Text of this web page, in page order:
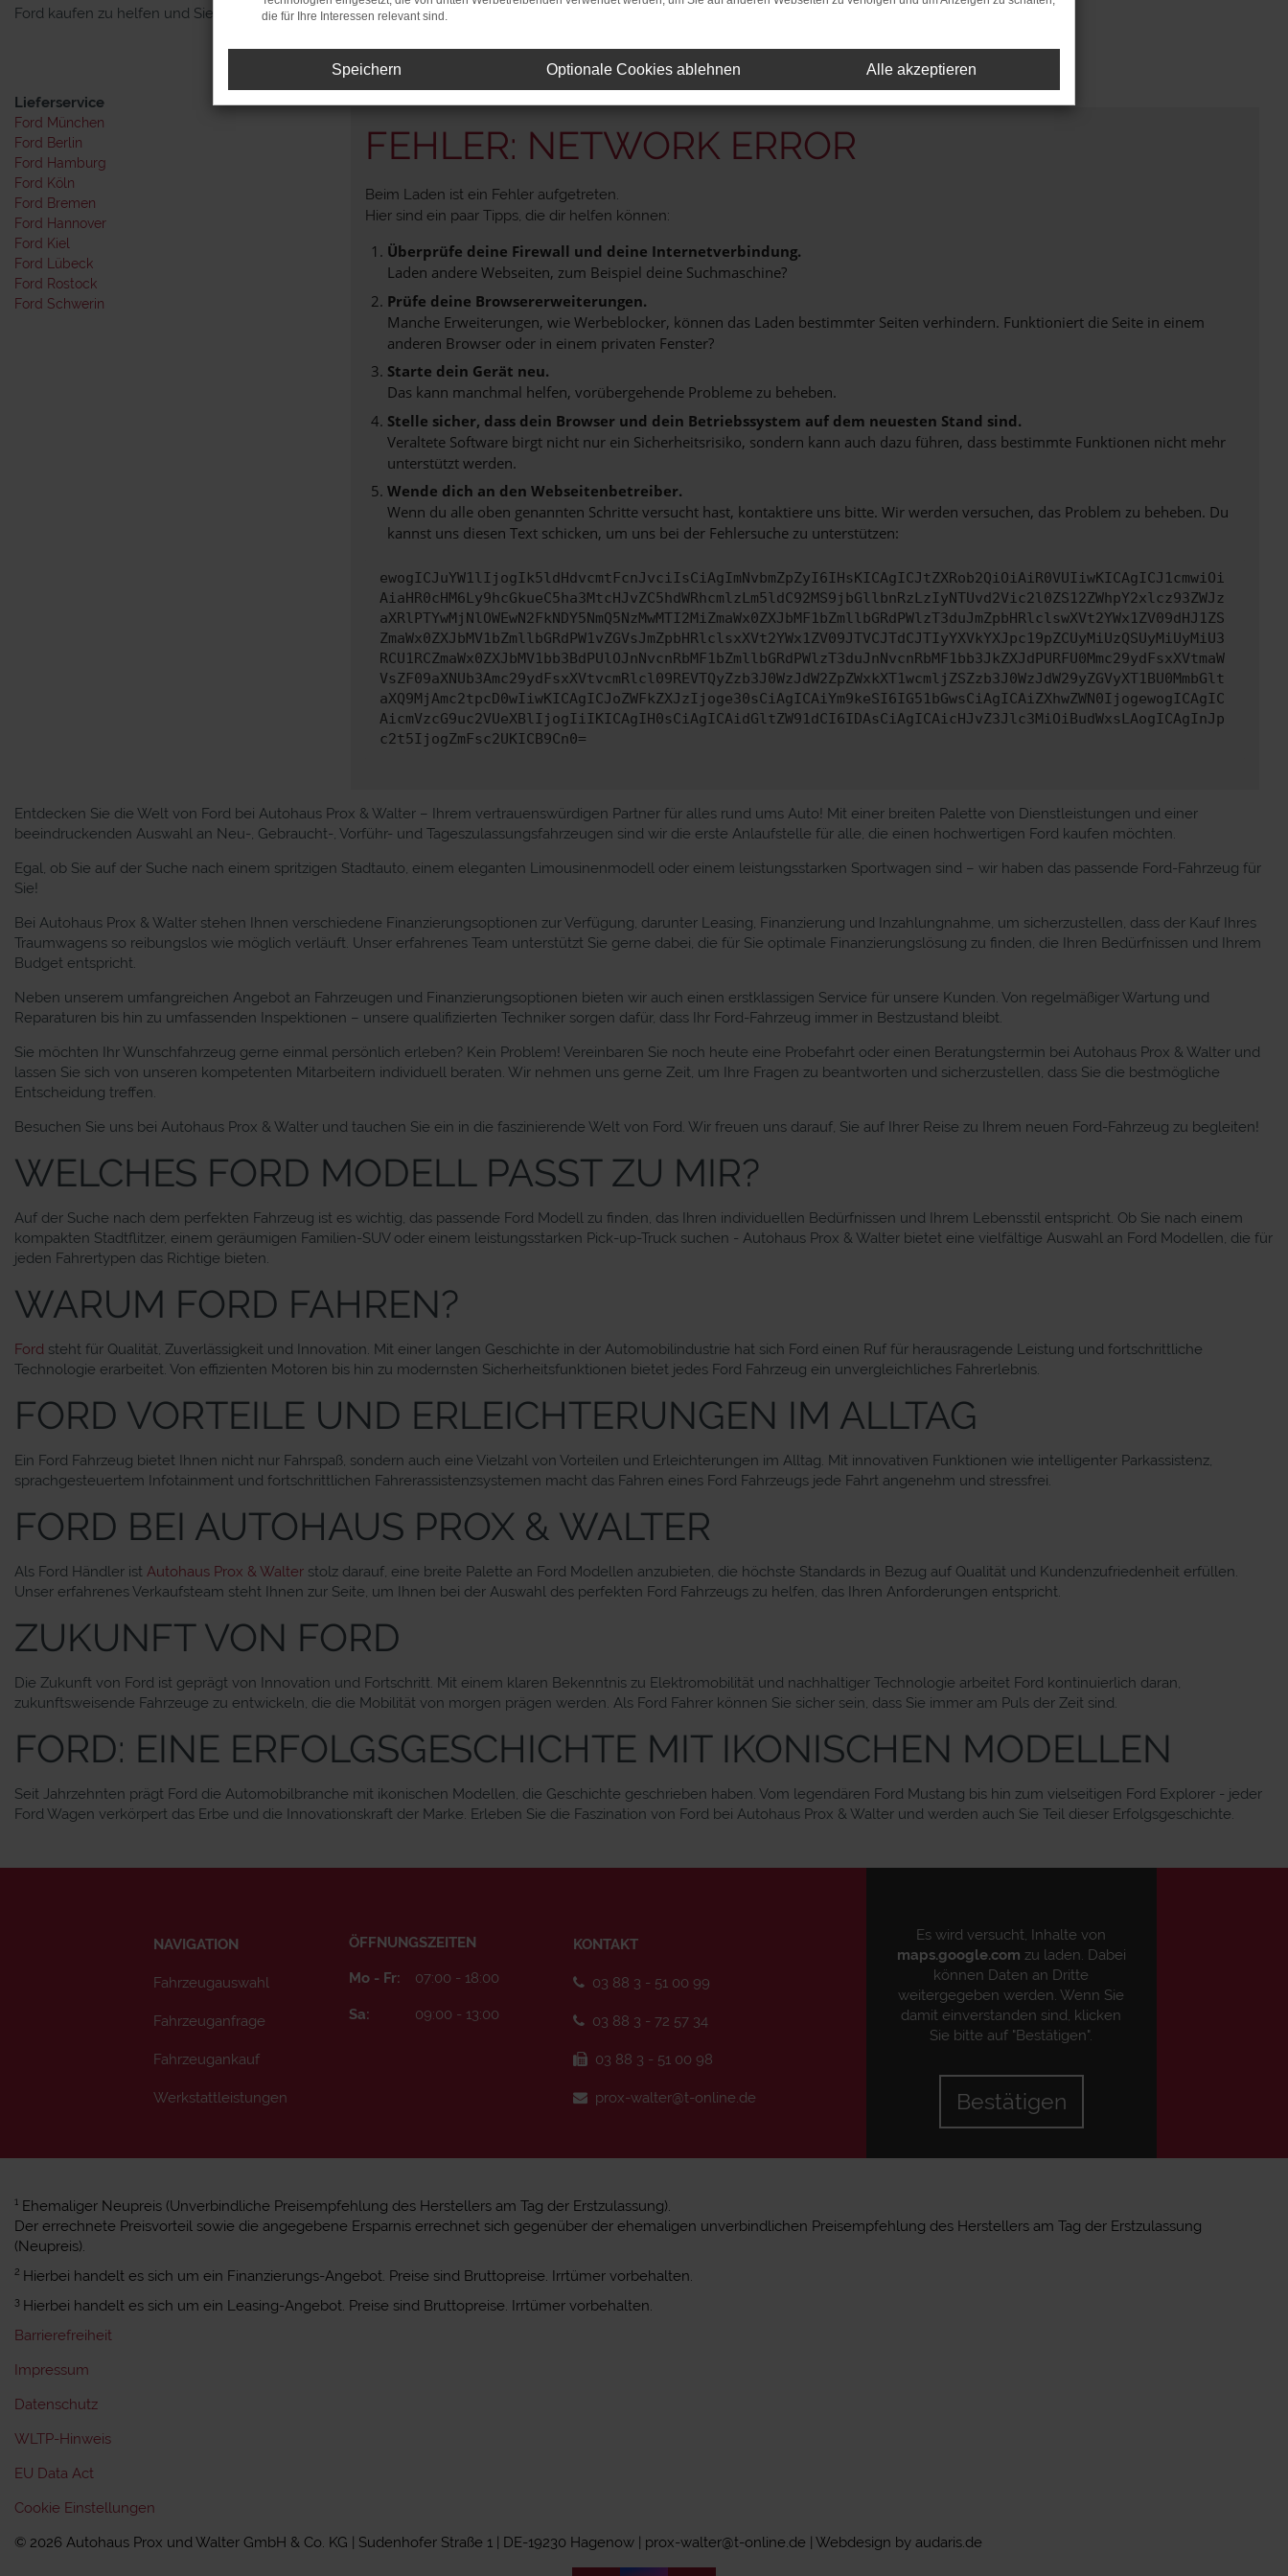
Ford kaufen zu helfen und Sie als zufriedenen Kunden begrüßen zu dürfen!
Lieferservice
Ford München
Ford Berlin
Ford Hamburg
Ford Köln
Ford Bremen
Ford Hannover
Ford Kiel
Ford Lübeck
Ford Rostock
Ford Schwerin
FEHLER: NETWORK ERROR
Beim Laden ist ein Fehler aufgetreten.
Hier sind ein paar Tipps, die dir helfen können:
Überprüfe deine Firewall und deine Internetverbindung.
Laden andere Webseiten, zum Beispiel deine Suchmaschine?
Prüfe deine Browsererweiterungen.
Manche Erweiterungen, wie Werbeblocker, können das Laden bestimmter Seiten verhindern. Funktioniert die Seite in einem
anderen Browser oder in einem privaten Fenster?
Starte dein Gerät neu.
Das kann manchmal helfen, vorübergehende Probleme zu beheben.
Stelle sicher, dass dein Browser und dein Betriebssystem auf dem neuesten Stand sind.
Veraltete Software birgt nicht nur ein Sicherheitsrisiko, sondern kann auch dazu führen, dass bestimmte Funktionen nicht mehr
unterstützt werden.
Wende dich an den Webseitenbetreiber.
Wenn du alle oben genannten Schritte versucht hast, kontaktiere uns bitte. Wir werden versuchen, das Problem zu beheben. Du
kannst uns diesen Text schicken, um uns bei der Fehlersuche zu unterstützen:
ewogICJuYW1lIjogIk5ldHdvcmtFcnJvciIsCiAgImNvbmZpZyI6IHsKICAgICJtZXRob2QiOiAiR0VUIiwKICAgICJ1cmwiOi
AiaHR0cHM6Ly9hcGkueC5ha3MtcHJvZC5hdWRhcmlzLm5ldC92MS9jbGllbnRzLzIyNTUvd2Vic2l0ZS12ZWhpY2xlcz93ZWJz
aXRlPTYwMjNlOWEwN2FkNDY5NmQ5NzMwMTI2MiZmaWx0ZXJbMF1bZmllbGRdPWlzT3duJmZpbHRlclswXVt2YWx1ZV09dHJ1ZS
ZmaWx0ZXJbMV1bZmllbGRdPW1vZGVsJmZpbHRlclsxXVt2YWx1ZV09JTVCJTdCJTIyYXVkYXJpc19pZCUyMiUzQSUyMiUyMiU3
RCU1RCZmaWx0ZXJbMV1bb3BdPUlOJnNvcnRbMF1bZmllbGRdPWlzT3duJnNvcnRbMF1bb3JkZXJdPURFU0Mmc29ydFsxXVtmaW
VsZF09aXNUb3Amc29ydFsxXVtvcmRlcl09REVTQyZzb3J0WzJdW2ZpZWxkXT1wcmljZSZzb3J0WzJdW29yZGVyXT1BU0MmbGlt
aXQ9MjAmc2tpcD0wIiwKICAgICJoZWFkZXJzIjoge30sCiAgICAiYm9keSI6IG51bGwsCiAgICAiZXhwZWN0IjogewogICAgIC
AicmVzcG9uc2VUeXBlIjogIiIKICAgIH0sCiAgICAidGltZW91dCI6IDAsCiAgICAicHJvZ3Jlc3MiOiBudWxsLAogICAgInJp
c2t5IjogZmFsc2UKICB9Cn0=
Entdecken Sie die Welt von Ford bei Autohaus Prox & Walter – Ihrem vertrauenswürdigen Partner für alles rund ums Auto! Mit einer breiten Palette von Dienstleistungen und einer
beeindruckenden Auswahl an Neu-, Gebraucht-, Vorführ- und Tageszulassungsfahrzeugen sind wir die erste Anlaufstelle für alle, die einen hochwertigen Ford kaufen möchten.
Egal, ob Sie auf der Suche nach einem spritzigen Stadtauto, einem eleganten Limousinenmodell oder einem leistungsstarken Sportwagen sind – wir haben das passende Ford-Fahrzeug für
Sie!
Bei Autohaus Prox & Walter stehen Ihnen verschiedene Finanzierungsoptionen zur Verfügung, darunter Leasing, Finanzierung und Inzahlungnahme, um sicherzustellen, dass der Kauf Ihres
Traumwagens so reibungslos wie möglich verläuft. Unser erfahrenes Team unterstützt Sie gerne dabei, die für Sie optimale Finanzierungslösung zu finden, die Ihren Bedürfnissen und Ihrem
Budget entspricht.
Neben unserem umfangreichen Angebot an Fahrzeugen und Finanzierungsoptionen bieten wir auch einen erstklassigen Service für unsere Kunden. Von regelmäßiger Wartung und
Reparaturen bis hin zu umfassenden Inspektionen – unsere qualifizierten Techniker sorgen dafür, dass Ihr Ford-Fahrzeug immer in Bestzustand bleibt.
Sie möchten Ihr Wunschfahrzeug gerne einmal persönlich erleben? Kein Problem! Vereinbaren Sie noch heute eine Probefahrt oder einen Beratungstermin bei Autohaus Prox & Walter und
lassen Sie sich von unseren kompetenten Mitarbeitern individuell beraten. Wir nehmen uns gerne Zeit, um Ihre Fragen zu beantworten und sicherzustellen, dass Sie die bestmögliche
Entscheidung treffen.
Besuchen Sie uns bei Autohaus Prox & Walter und tauchen Sie ein in die faszinierende Welt von Ford. Wir freuen uns darauf, Sie auf Ihrer Reise zu Ihrem neuen Ford-Fahrzeug zu begleiten!
WELCHES FORD MODELL PASST ZU MIR?
Auf der Suche nach dem perfekten Fahrzeug ist es wichtig, das passende Ford Modell zu finden, das Ihren individuellen Bedürfnissen und Ihrem Lebensstil entspricht. Ob Sie nach einem
kompakten Stadtflitzer, einem geräumigen Familien-SUV oder einem leistungsstarken Pick-up-Truck suchen - Autohaus Prox & Walter bietet eine vielfältige Auswahl an Ford Modellen, die für
jeden Fahrertypen das Richtige bieten.
WARUM FORD FAHREN?
Ford steht für Qualität, Zuverlässigkeit und Innovation. Mit einer langen Geschichte in der Automobilindustrie hat sich Ford einen Ruf für herausragende Leistung und fortschrittliche
Technologie erarbeitet. Von effizienten Motoren bis hin zu modernsten Sicherheitsfunktionen bietet jedes Ford Fahrzeug ein unvergleichliches Fahrerlebnis.
FORD VORTEILE UND ERLEICHTERUNGEN IM ALLTAG
Ein Ford Fahrzeug bietet Ihnen nicht nur Fahrspaß, sondern auch eine Vielzahl von Vorteilen und Erleichterungen im Alltag. Mit innovativen Funktionen wie intelligenter Parkassistenz,
sprachgesteuertem Infotainment und fortschrittlichen Fahrerassistenzsystemen macht das Fahren eines Ford Fahrzeugs jede Fahrt angenehm und stressfrei.
FORD BEI AUTOHAUS PROX & WALTER
Als Ford Händler ist Autohaus Prox & Walter stolz darauf, eine breite Palette an Ford Modellen anzubieten, die höchste Standards in Bezug auf Qualität und Kundenzufriedenheit erfüllen.
Unser erfahrenes Verkaufsteam steht Ihnen zur Seite, um Ihnen bei der Auswahl des perfekten Ford Fahrzeugs zu helfen, das Ihren Anforderungen entspricht.
ZUKUNFT VON FORD
Die Zukunft von Ford ist geprägt von Innovation und Fortschritt. Mit einem klaren Bekenntnis zu Elektromobilität und nachhaltiger Technologie arbeitet Ford kontinuierlich daran,
zukunftsweisende Fahrzeuge zu entwickeln, die die Mobilität von morgen prägen werden. Als Ford Fahrer können Sie sicher sein, dass Sie immer am Puls der Zeit sind.
FORD: EINE ERFOLGSGESCHICHTE MIT IKONISCHEN MODELLEN
Seit Jahrzehnten prägt Ford die Automobilbranche mit ikonischen Modellen, die Geschichte geschrieben haben. Vom legendären Ford Mustang bis hin zum vielseitigen Ford Explorer - jeder
Ford Wagen verkörpert das Erbe und die Innovationskraft der Marke. Erleben Sie die Faszination von Ford bei Autohaus Prox & Walter und werden auch Sie Teil dieser Erfolgsgeschichte.
NAVIGATION
Fahrzeugauswahl
Fahrzeuganfrage
Fahrzeugankauf
Werkstattleistungen
ÖFFNUNGSZEITEN
Mo - Fr: 07:00 - 18:00
Sa: 09:00 - 13:00
KONTAKT
03 88 3 - 51 00 99
03 88 3 - 72 57 34
03 88 3 - 51 00 98
prox-walter@t-online.de
Es wird versucht, Inhalte von
maps.google.com zu laden. Dabei
können Daten an Dritte
weitergegeben werden. Wenn Sie
damit einverstanden sind, klicken
Sie bitte auf "Bestätigen".
Bestätigen
1 Ehemaliger Neupreis (Unverbindliche Preisempfehlung des Herstellers am Tag der Erstzulassung).
Der errechnete Preisvorteil sowie die angegebene Ersparnis errechnet sich gegenüber der ehemaligen unverbindlichen Preisempfehlung des Herstellers am Tag der Erstzulassung
(Neupreis).
2 Hierbei handelt es sich um ein Finanzierungs-Angebot. Preise sind Bruttopreise. Irrtümer vorbehalten.
3 Hierbei handelt es sich um ein Leasing-Angebot. Preise sind Bruttopreise. Irrtümer vorbehalten.
Barrierefreiheit
Impressum
Datenschutz
WLTP-Hinweis
EU Data Act
Cookie Einstellungen
© 2026 Autohaus Prox und Walter GmbH & Co. KG | Sudenhofer Straße 1 | DE-19230 Hagenow | prox-walter@t-online.de | Webdesign by audaris.de
die für Ihre Interessen relevant sind.
Speichern Optionale Cookies ablehnen Alle akzeptieren